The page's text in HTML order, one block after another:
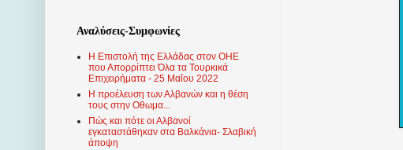
Αναλύσεις-Συμφωνίες
Η Επιστολή της Ελλάδας στον ΟΗΕ
που Απορρίπτει Όλα τα Τουρκικά
Επιχειρήματα - 25 Μαΐου 2022
Η προέλευση των Αλβανών και η θέση
τους στην Οθωμα...
Πώς και πότε οι Αλβανοί
εγκαταστάθηκαν στα Βαλκάνια- Σλαβική
άποψη